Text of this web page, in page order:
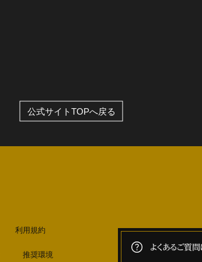
公式サイトTOPへ戻る
利用規約
推奨環境
よくあるご質問